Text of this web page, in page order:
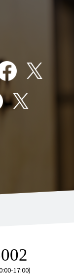
17:00)